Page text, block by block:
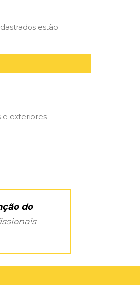
estão
e exteriores
do